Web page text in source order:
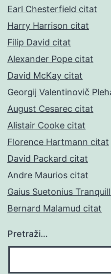
Earl Chesterfield citat
Harry Harrison citat
Filip David citat
Alexander Pope citat
David McKay citat
Georgij Valentinovič
August Cesarec citat
Alistair Cooke citat
Florence Hartmann citat
David Packard citat
Andre Maurios citat
Gaius Suetonius
Bernard Malamud citat
Pretraži…